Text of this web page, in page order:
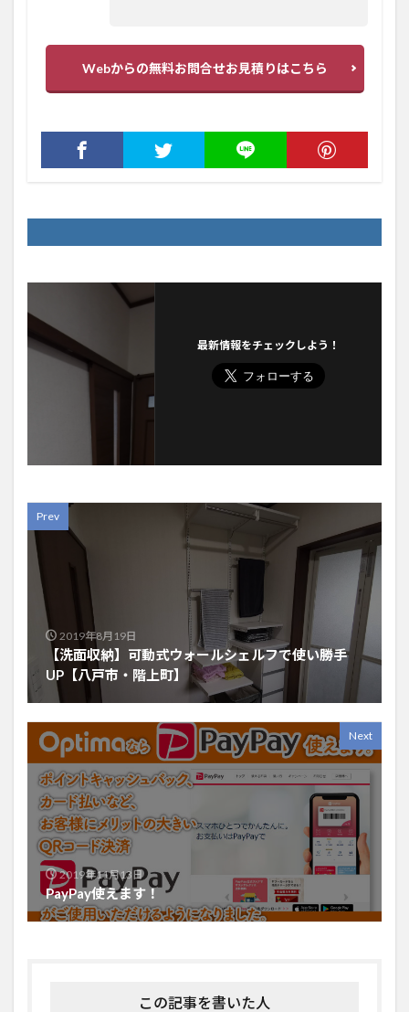
Webからの無料お問合せお見積りはこちら
最新情報をチェックしよう！
Prev
2019年8月19日
【洗面収納】可動式ウォールシェルフで使い勝手
UP【八戸市・階上町】
Next
2019年11月13日
PayPay使えます！
この記事を書いた人